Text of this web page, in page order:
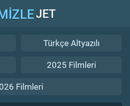
JET
Türkçe Altyazılı
2025 Filmleri
Filmleri